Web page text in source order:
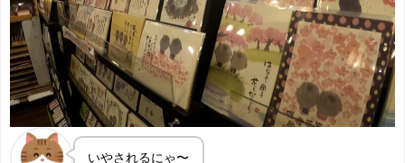
いやされるにゃ〜